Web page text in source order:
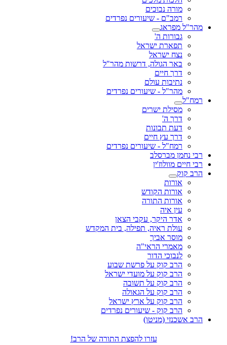
מורה נבוכים
רמב"ם - שיעורים נפרדים
מהר"ל מפראג
גבורות ה'
תפארת ישראל
נצח ישראל
באר הגולה, דרשות מהר"ל
דרך חיים
נתיבות עולם
מהר"ל - שיעורים נפרדים
רמח"ל
מסילת ישרים
דרך ה'
דעת תבונות
דרך עץ חיים
רמח"ל - שיעורים נפרדים
רבי נחמן מברסלב
רבי חיים מוולוז'ין
הרב קוק
אורות
אורות הקודש
אורות התורה
עין איה
אדר היקר, עקבי הצאן
עולת ראיה, תפילה, בית המקדש
מוסר אביך
מאמרי הראי"ה
לנבוכי הדור
הרב קוק על פרשת שבוע
הרב קוק על מועדי ישראל
הרב קוק על תשובה
הרב קוק על הגאולה
הרב קוק על ארץ ישראל
הרב קוק - שיעורים נפרדים
הרב אשכנזי (מניטו)
עזרו להפצת התורה של הרב!